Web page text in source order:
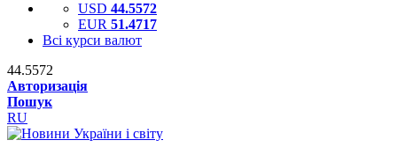
USD 44.5572
EUR 51.4717
Всі курси валют
44.5572
Авторизація
Пошук
RU